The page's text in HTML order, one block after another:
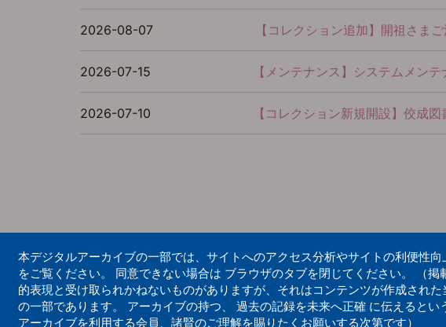
2026-08-07 【コレクション追加】開祖さま
2026-07-15 【メンテナンス】システムメン
2026-07-10 【コレクション新規開設】佼成
本デジタルアーカイブの一部では、サイトへのアクセス分析やサイトの利便性
をご覧ください。 同意できない場合は ブラウザのタブを閉じてください。 （
的表現と受け取られかねないものがありますが、それはコンテンツが作成され
の一部であります。 アーカイブの持つ、 過去の記録を未来へ正確 に伝えると
アーカイブを利用する会員、諸賢のご理解を賜りたくお願いする次第です）